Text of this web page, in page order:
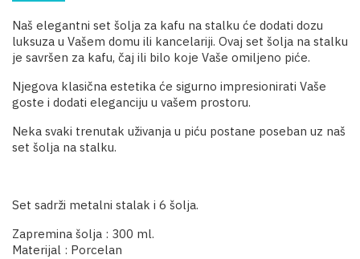
Naš elegantni set šolja za kafu na stalku će dodati dozu
luksuza u Vašem domu ili kancelariji. Ovaj set šolja na stalku
je savršen za kafu, čaj ili bilo koje Vaše omiljeno piće.
Njegova klasična estetika će sigurno impresionirati Vaše
goste i dodati eleganciju u vašem prostoru.
Neka svaki trenutak uživanja u piću postane poseban uz naš
set šolja na stalku.
Set sadrži metalni stalak i 6 šolja.
Zapremina šolja : 300 ml.
Materijal : Porcelan